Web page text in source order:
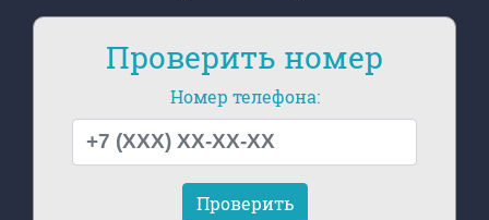
Проверить номер
Номер телефона: